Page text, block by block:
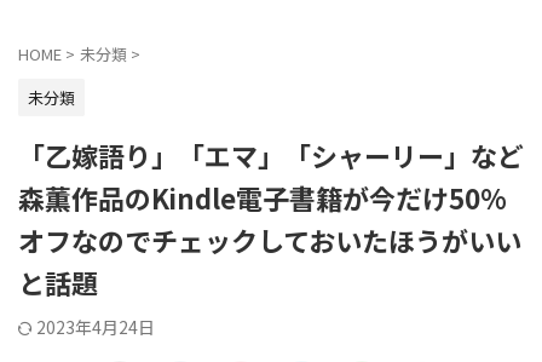
HOME > 未分類 >
未分類
「乙嫁語り」「エマ」「シャーリー」など
森薫作品のKindle電子書籍が今だけ50%
オフなのでチェックしておいたほうがいい
と話題
2023年4月24日